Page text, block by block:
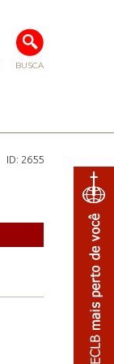
BUSCA
ID: 2655